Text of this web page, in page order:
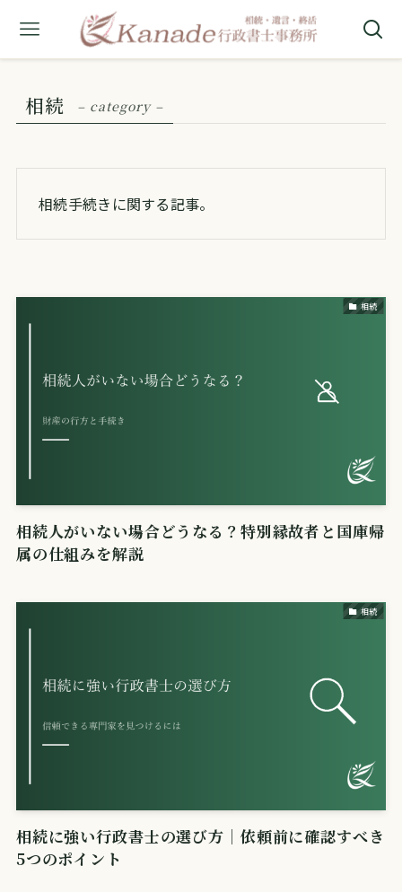
相続 – category –
相続手続きに関する記事。
相続
相続人がいない場合どうなる？特別縁故者と国庫帰
属の仕組みを解説
相続
相続に強い行政書士の選び方｜依頼前に確認すべき
5つのポイント